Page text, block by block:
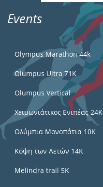
Events
Olympus Marathon 44k
Olumpus Ultra 71K
Olumpus Vertical
Χειμωνιάτικος Ενιπέας 24Κ
Ολύμπια Μονοπάτια 10Κ
Κόψη των Αετών 14Κ
Melindra trail 5Κ